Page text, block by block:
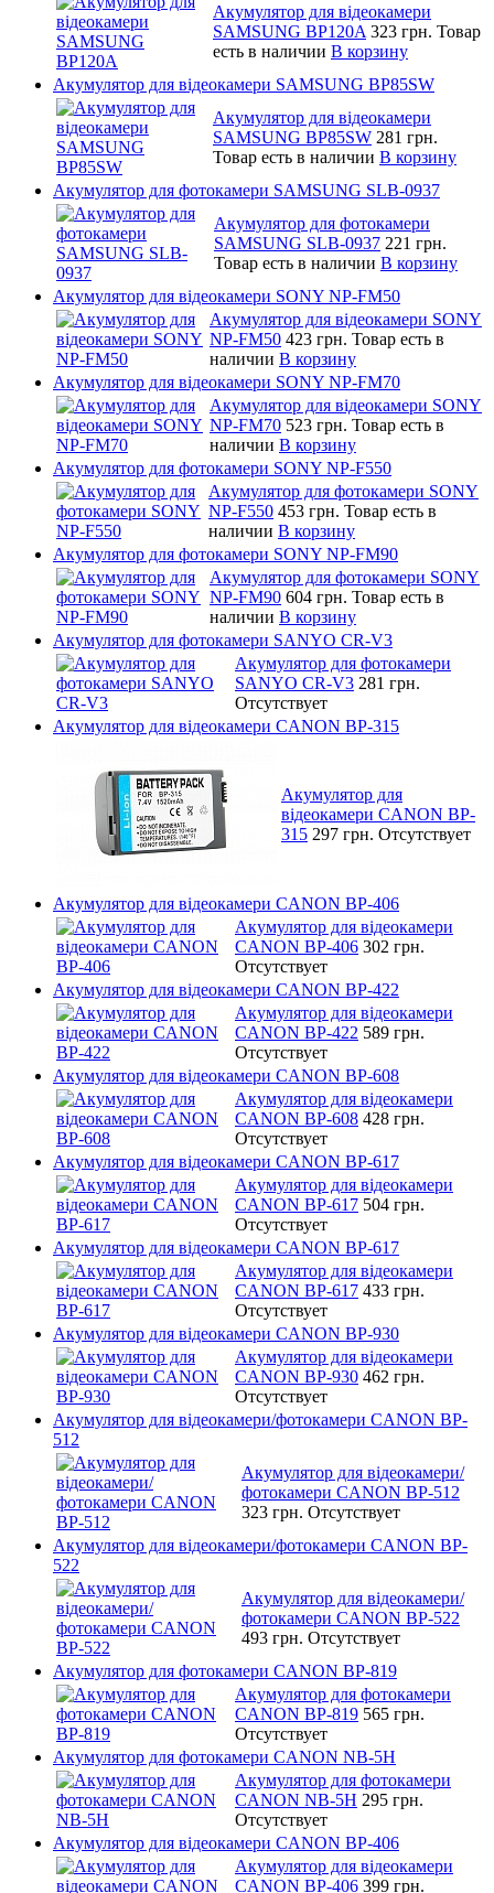
Акумулятор для відеокамери
SAMSUNG BP120A 323 грн. Товар
есть в наличии В корзину
Акумулятор для відеокамери SAMSUNG BP85SW
Акумулятор для відеокамери
SAMSUNG BP85SW 281 грн.
Товар есть в наличии В корзину
Акумулятор для фотокамери SAMSUNG SLB-0937
Акумулятор для фотокамери
SAMSUNG SLB-0937 221 грн.
Товар есть в наличии В корзину
Акумулятор для відеокамери SONY NP-FM50
Акумулятор для відеокамери SONY
NP-FM50 423 грн. Товар есть в
наличии В корзину
Акумулятор для відеокамери SONY NP-FM70
Акумулятор для відеокамери SONY
NP-FM70 523 грн. Товар есть в
наличии В корзину
Акумулятор для фотокамери SONY NP-F550
Акумулятор для фотокамери SONY
NP-F550 453 грн. Товар есть в
наличии В корзину
Акумулятор для фотокамери SONY NP-FM90
Акумулятор для фотокамери SONY
NP-FM90 604 грн. Товар есть в
наличии В корзину
Акумулятор для фотокамери SANYO CR-V3
Акумулятор для фотокамери
SANYO CR-V3 281 грн.
Отсутствует
Акумулятор для відеокамери CANON BP-315
Акумулятор для
відеокамери CANON BP-
315 297 грн. Отсутствует
Акумулятор для відеокамери CANON BP-406
Акумулятор для відеокамери
CANON BP-406 302 грн.
Отсутствует
Акумулятор для відеокамери CANON BP-422
Акумулятор для відеокамери
CANON BP-422 589 грн.
Отсутствует
Акумулятор для відеокамери CANON BP-608
Акумулятор для відеокамери
CANON BP-608 428 грн.
Отсутствует
Акумулятор для відеокамери CANON BP-617
Акумулятор для відеокамери
CANON BP-617 504 грн.
Отсутствует
Акумулятор для відеокамери CANON BP-617
Акумулятор для відеокамери
CANON BP-617 433 грн.
Отсутствует
Акумулятор для відеокамери CANON BP-930
Акумулятор для відеокамери
CANON BP-930 462 грн.
Отсутствует
Акумулятор для відеокамери/фотокамери CANON BP-
512
Акумулятор для відеокамери/
фотокамери CANON BP-512
323 грн. Отсутствует
Акумулятор для відеокамери/фотокамери CANON BP-
522
Акумулятор для відеокамери/
фотокамери CANON BP-522
493 грн. Отсутствует
Акумулятор для фотокамери CANON BP-819
Акумулятор для фотокамери
CANON BP-819 565 грн.
Отсутствует
Акумулятор для фотокамери CANON NB-5H
Акумулятор для фотокамери
CANON NB-5H 295 грн.
Отсутствует
Акумулятор для відеокамери CANON BP-406
Акумулятор для відеокамери
CANON BP-406 399 грн.